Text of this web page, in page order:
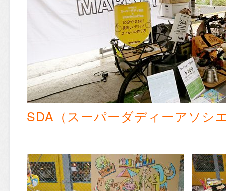
SDA（スーパーダディーアソシ